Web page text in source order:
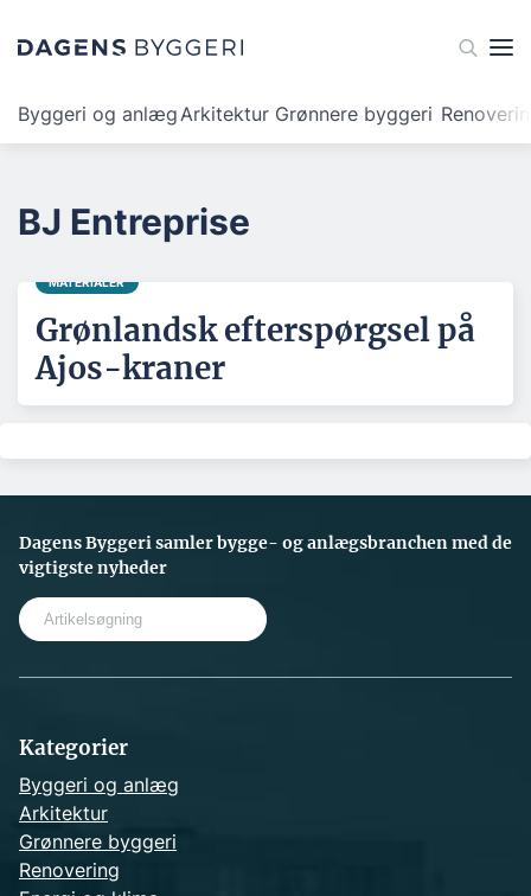
Byggeri og anlægArkitektur Grønnere byggeri
BJ Entreprise
MATERIALER
Grønlandsk efterspørgsel på
Ajos-kraner
Dagens Byggeri samler bygge- og anlægsbranchen med de
vigtigste nyheder
Kategorier
Byggeri og anlæg
Arkitektur
Grønnere byggeri
Renovering